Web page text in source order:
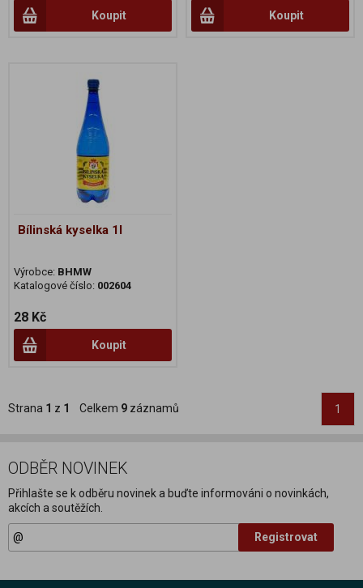
Koupit Koupit
Bílinská kyselka 1l
Výrobce: BHMW
Katalogové číslo: 002604
28 Kč
Koupit
Strana 1 z 1 Celkem 9 záznamů 1
ODBĚR NOVINEK
Přihlašte se k odběru novinek a buďte informováni o novinkách,
akcích a soutěžích.
Registrovat